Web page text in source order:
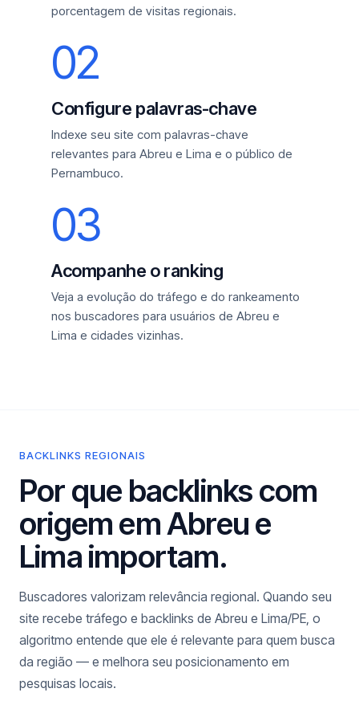
porcentagem de visitas regionais.
02
Configure palavras-chave
Indexe seu site com palavras-chave
relevantes para Abreu e Lima e o público de
Pernambuco.
03
Acompanhe o ranking
Veja a evolução do tráfego e do rankeamento
nos buscadores para usuários de Abreu e
Lima e cidades vizinhas.
BACKLINKS REGIONAIS
Por que backlinks com
origem em Abreu e
Lima importam.
Buscadores valorizam relevância regional. Quando seu
site recebe tráfego e backlinks de Abreu e Lima/PE, o
algoritmo entende que ele é relevante para quem busca
da região — e melhora seu posicionamento em
pesquisas locais.